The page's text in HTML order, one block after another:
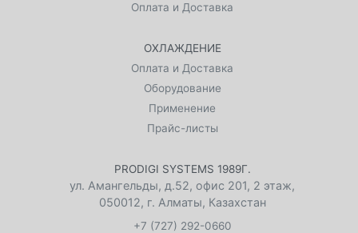
Оплата и Доставка
ОХЛАЖДЕНИЕ
Оплата и Доставка
Оборудование
Применение
Прайс-листы
PRODIGI SYSTEMS 1989Г.
ул. Амангельды, д.52, офис 201, 2 этаж,
050012, г. Алматы, Казахстан
+7 (727) 292-0660